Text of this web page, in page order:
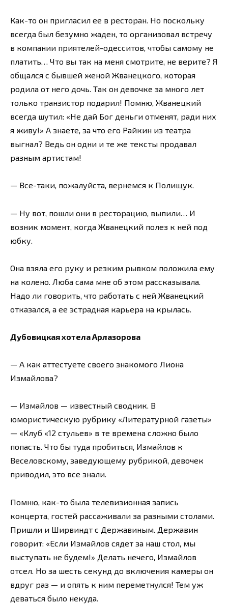
Как-то он пригласил ее в ресторан. Но поскольку
всегда был безумно жаден, то организовал встречу
в компании приятелей-одесситов, чтобы самому не
платить… Что вы так на меня смотрите, не верите? Я
общался с бывшей женой Жванецкого, которая
родила от него дочь. Так он девочке за много лет
только транзистор подарил! Помню, Жванецкий
всегда шутил: «Не дай Бог деньги отменят, ради них
я живу!» А знаете, за что его Райкин из театра
выгнал? Ведь он одни и те же тексты продавал
разным артистам!
— Все-таки, пожалуйста, вернемся к Полищук.
— Ну вот, пошли они в ресторацию, выпили… И
возник момент, когда Жванецкий полез к ней под
юбку.
Она взяла его руку и резким рывком положила ему
на колено. Люба сама мне об этом рассказывала.
Надо ли говорить, что работать с ней Жванецкий
отказался, а ее эстрадная карьера на крылась.
Дубовицкая хотела Арлазорова
— А как аттестуете своего знакомого Лиона
Измайлова?
— Измайлов — известный сводник. В
юмористическую рубрику «Литературной газеты»
— «Клуб «12 стульев» в те времена сложно было
попасть. Что бы туда пробиться, Измайлов к
Веселовскому, заведующему рубрикой, девочек
приводил, это все знали.
Помню, как-то была телевизионная запись
концерта, гостей рассаживали за разными столами.
Пришли и Ширвиндт с Державиным. Державин
говорит: «Если Измайлов сядет за наш стол, мы
выступать не будем!» Делать нечего, Измайлов
отсел. Но за шесть секунд до включения камеры он
вдруг раз — и опять к ним переметнулся! Тем уж
деваться было некуда.